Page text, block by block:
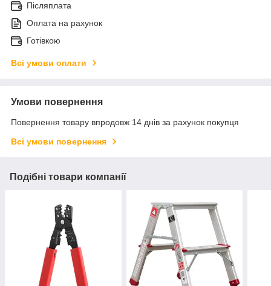
Післяплата
Оплата на рахунок
Готівкою
Всі умови оплати
Умови повернення
Повернення товару впродовж 14 днів за рахунок покупця
Всі умови повернення
Подібні товари компанії